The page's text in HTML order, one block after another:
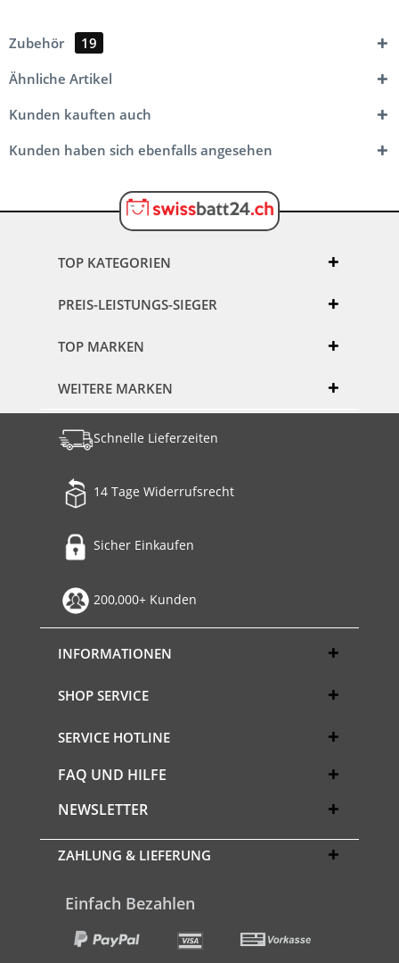
Zubehör
19
Ähnliche Artikel
Kunden kauften auch
Kunden haben sich ebenfalls angesehen
TOP KATEGORIEN
PREIS-LEISTUNGS-SIEGER
TOP MARKEN
WEITERE MARKEN
Schnelle Lieferzeiten
14 Tage Widerrufsrecht
Sicher Einkaufen
200,000+ Kunden
INFORMATIONEN
SHOP SERVICE
SERVICE HOTLINE
FAQ UND HILFE
NEWSLETTER
ZAHLUNG & LIEFERUNG
Einfach Bezahlen